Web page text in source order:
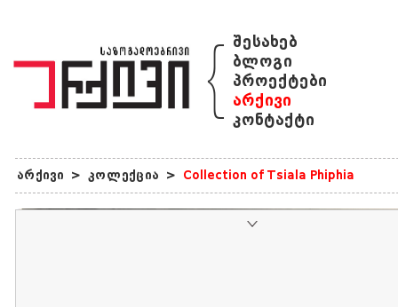
{ შესახებ
ბლოგი
პროექტები
არქივი
კონტაქტი
არქივი > კოლექცია > Collection of Tsiala Phiphia